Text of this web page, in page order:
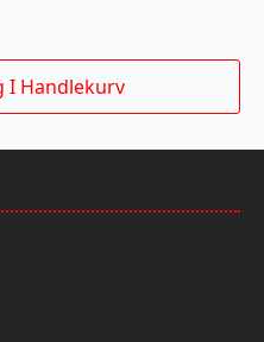
I Handlekurv